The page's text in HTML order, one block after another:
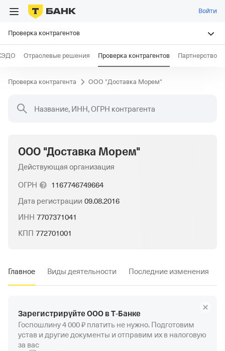
Войти
Проверка контрагентов
Отраслевые решения Проверка контрагентов Партнерство
Проверка контрагента ООО "Доставка Морем"
Название, ИНН, ОГРН контрагента
ООО "Доставка Морем"
Действующая организация
ОГРН
1167746749664
Дата регистрации 09.08.2016
ИНН 7707371041
КПП 772701001
Главное Виды деятельности Последние изменения
Зарегистрируйте ООО в Т‑Банке
Госпошлину 4 000 ₽ платить не нужно. Подготовим
устав и другие документы и отправим их в налоговую
за вас